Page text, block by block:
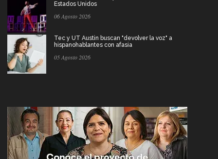
Estados Unidos
06 Agosto 2026
Tec y UT Austin buscan "devolver la voz" a
hispanohablantes con afasia
05 Agosto 2026